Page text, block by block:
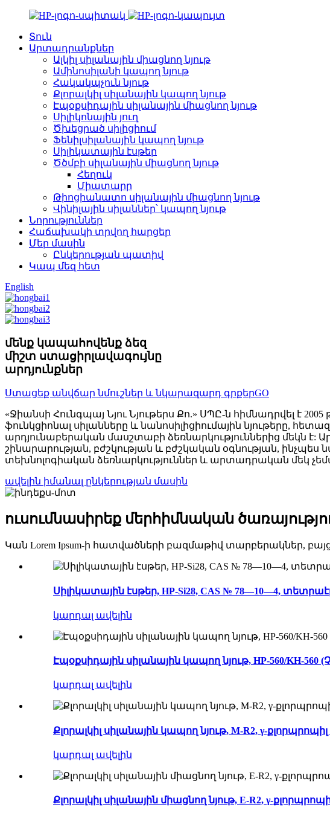
Տուն
Արտադրանքներ
Ալկիլ սիլանային միացնող նյութ
Ամինոսիլանի կապող նյութ
Հակակպչուն նյութ
Քլորալկիլ սիլանային կապող նյութ
Էպօքսիդային սիլանային միացնող նյութ
Սիլիկոնային յուղ
Ծխեցրած սիլիցիում
Ֆենիլսիլանային կապող նյութ
Սիլիկատային էսթեր
Ծծմբի սիլանային միացնող նյութ
Հեղուկ
Միատարր
Թիոցիանատո սիլանային միացնող նյութ
Վինիլային սիլաններ՝ կապող նյութ
Նորություններ
Հաճախակի տրվող հարցեր
Մեր մասին
Ընկերության պատիվ
Կապ մեզ հետ
English
մենք կապահովենք ձեզ
միշտ ստացիրլավագույնը
արդյունքներ
Ստացեք անվճար նմուշներ և նկարազարդ գրքերGO
«Ջիանսի Հունգպայ Նյու Նյութերս Քո.» ՍՊԸ-ն հիմնադրվել է
ֆունկցիոնալ սիլանները և նանոսիլիցիումային նյութերը,
արդյունաբերական մասշտաբի ձեռնարկություններից մեկն
շինարարության, բժշկության և բժշկական օգնության,
տեխնոլոգիական ձեռնարկություններ և արտադրական մեկ
ավելին իմանալ ընկերության մասին
ուսումնասիրեք մերհիմնական
Կան Lorem Ipsum-ի հատվածների բազմաթիվ տարբերակներ,
Սիլիկատային էսթեր, HP-Si28, CAS № 78—10—4,
կարդալ ավելին
Էպօքսիդային սիլանային կապող նյութ, HP-560/KH-
կարդալ ավելին
Քլորալկիլ սիլանային կապող նյութ, M-R2, γ-
կարդալ ավելին
Քլորալկիլ սիլանային միացնող նյութ, E-R2, γ-